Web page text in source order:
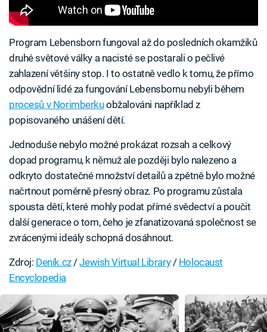
Program Lebensborn fungoval až do posledních okamžiků
druhé světové války a nacisté se postarali o pečlivé
zahlazení většiny stop. I to ostatně vedlo k tomu, že přímo
odpovědní lidé za fungování Lebensbornu nebyli během
procesů v Norimberkuobžalováni například z
popisovaného unášení dětí.
Jednoduše nebylo možné prokázat rozsah a celkový
dopad programu, k němuž ale později bylo nalezeno a
odkryto dostatečné množství detailů a zpětně bylo možné
načrtnout poměrně přesný obraz. Po programu zůstala
spousta dětí, které mohly podat přímé svědectví a poučit
další generace o tom, čeho je zfanatizovaná společnost se
zvrácenými ideály schopná dosáhnout.
Zdroj: Deník.cz/Jewish Virtual Library/ Holocaust
Encyclopedia